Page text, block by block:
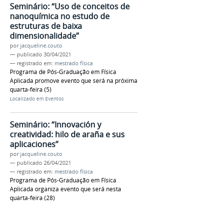
Seminário: “Uso de conceitos de
nanoquímica no estudo de
estruturas de baixa
dimensionalidade”
por jacqueline.couto
— publicado 30/04/2021
— registrado em: mestrado física
Programa de Pós-Graduação em Física
Aplicada promove evento que será na próxima
quarta-feira (5)
Localizado em Eventos
Seminário: “Innovación y
creatividad: hilo de araña e sus
aplicaciones”
por jacqueline.couto
— publicado 26/04/2021
— registrado em: mestrado física
Programa de Pós-Graduação em Física
Aplicada organiza evento que será nesta
quarta-feira (28)